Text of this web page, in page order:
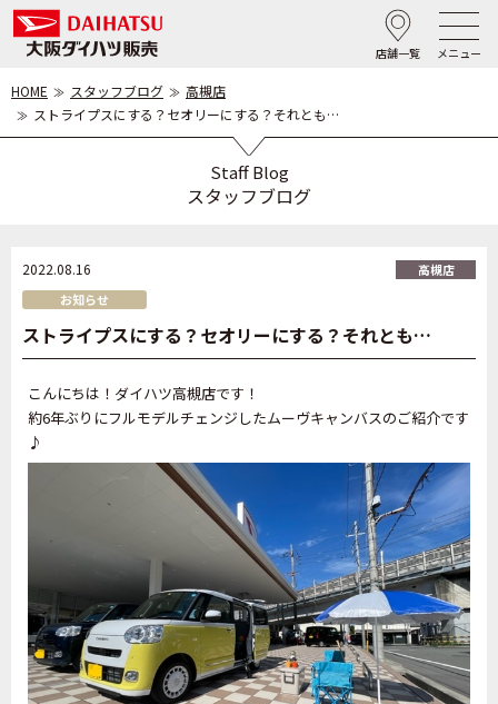
店舗一覧 メニュー
HOME スタッフブログ
高槻店
ストライプスにする？セオリーにする？それとも…
Staff Blog
スタッフブログ
2022.08.16
高槻店
お知らせ
ストライプスにする？セオリーにする？それとも…
こんにちは！ダイハツ高槻店です！
約6年ぶりにフルモデルチェンジしたムーヴキャンバスのご紹介です
♪